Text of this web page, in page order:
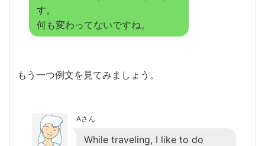
す。
何も変わってないですね。
もう一つ例文を見てみましょう。
Aさん
While traveling, I like to do